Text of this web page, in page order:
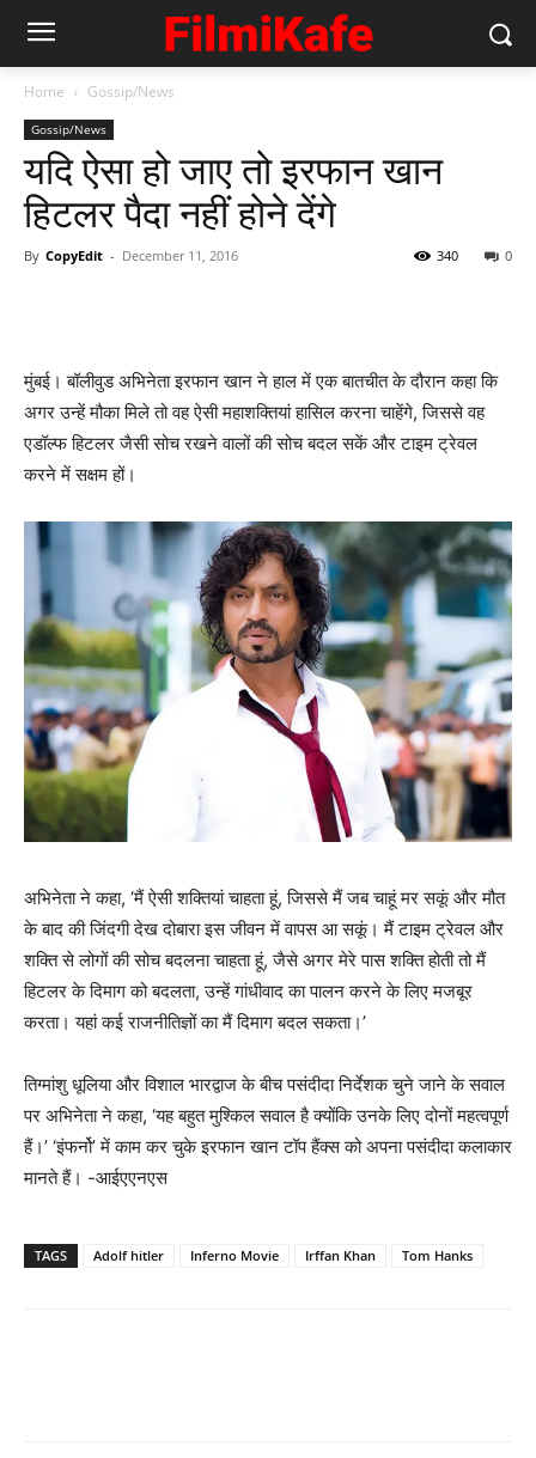
Home Gossip/News
Gossip/News
यदि ऐसा हो जाए तो इरफान खान
हिटलर पैदा नहीं होने देंगे
By CopyEdit - December 11, 2016 0
340
मुंबई। बॉलीवुड अभिनेता इरफान खान ने हाल में एक बातचीत के दौरान कहा कि
अगर उन्हें मौका मिले तो वह ऐसी महाशक्तियां हासिल करना चाहेंगे, जिससे वह
एडॉल्फ हिटलर जैसी सोच रखने वालों की सोच बदल सकें और टाइम ट्रेवल
करने में सक्षम हों।
अभिनेता ने कहा, ‘मैं ऐसी शक्तियां चाहता हूं, जिससे मैं जब चाहूं मर सकूं और मौत
के बाद की जिंदगी देख दोबारा इस जीवन में वापस आ सकूं। मैं टाइम ट्रेवल और
शक्ति से लोगों की सोच बदलना चाहता हूं, जैसे अगर मेरे पास शक्ति होती तो मैं
हिटलर के दिमाग को बदलता, उन्हें गांधीवाद का पालन करने के लिए मजबूर
करता। यहां कई राजनीतिज्ञों का मैं दिमाग बदल सकता।’
तिग्मांशु धूलिया और विशाल भारद्वाज के बीच पसंदीदा निर्देशक चुने जाने के सवाल
पर अभिनेता ने कहा, ‘यह बहुत मुश्किल सवाल है क्योंकि उनके लिए दोनों महत्वपूर्ण
हैं।’ ‘इंफर्नो’ में काम कर चुके इरफान खान टॉप हैंक्‍स को अपना पसंदीदा कलाकार
मानते हैं। -आईएएनएस
TAGS Adolf hitler Inferno Movie Irffan Khan Tom Hanks